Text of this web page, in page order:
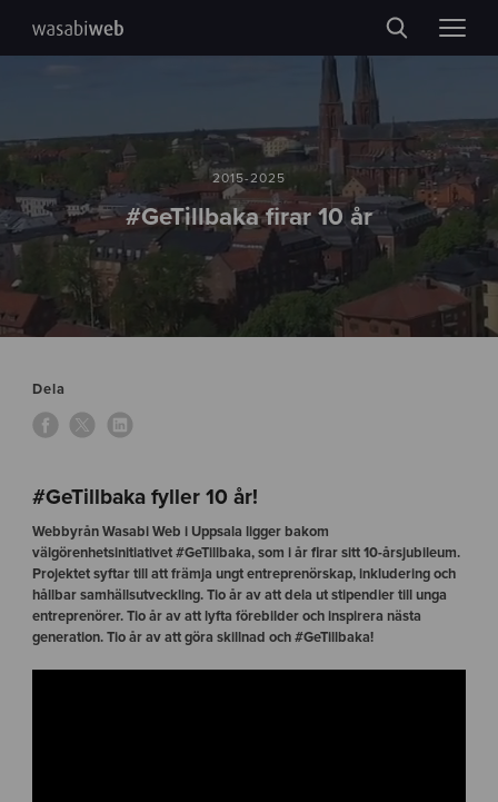
2015-2025
#GeTillbaka firar 10 år
Dela
#GeTillbaka fyller 10 år!
Webbyrån Wasabi Web i Uppsala ligger bakom
välgörenhetsinitiativet #GeTillbaka, som i år firar sitt 10-årsjubileum.
Projektet syftar till att främja ungt entreprenörskap, inkludering och
hållbar samhällsutveckling.Tio år av att dela ut stipendier till unga
entreprenörer. Tio år av att lyfta förebilder och inspirera nästa
generation. Tio år av att göra skillnad och #GeTillbaka!